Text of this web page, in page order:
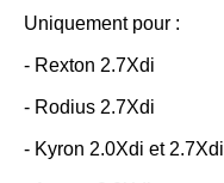
Uniquement pour :
- Rexton 2.7Xdi
- Rodius 2.7Xdi
- Kyron 2.0Xdi et 2.7Xdi